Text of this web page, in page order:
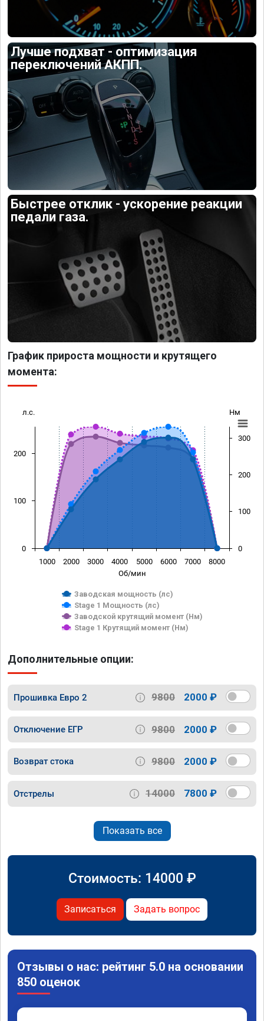
Лучше подхват - оптимизация
переключений АКПП.
Быстрее отклик - ускорение реакции
педали газа.
График прироста мощности и крутящего
момента:
Об/мин
л.с. Нм
Заводская мощность (лс)
Stage 1 Мощность (лс)
Заводской крутящий момент (Нм)
Stage 1 Крутящий момент (Нм)
1000 2000 3000 4000 5000 6000 7000 8000
0
100
200
0
100
200
300
Дополнительные опции:
Прошивка Евро 2 9800 2000 ₽
Отключение ЕГР 9800 2000 ₽
Возврат стока 9800 2000 ₽
Отстрелы 14000 7800 ₽
Показать все
Стоимость: 14000 ₽
Записаться Задать вопрос
Отзывы о нас: рейтинг 5.0 на основании
850 оценок